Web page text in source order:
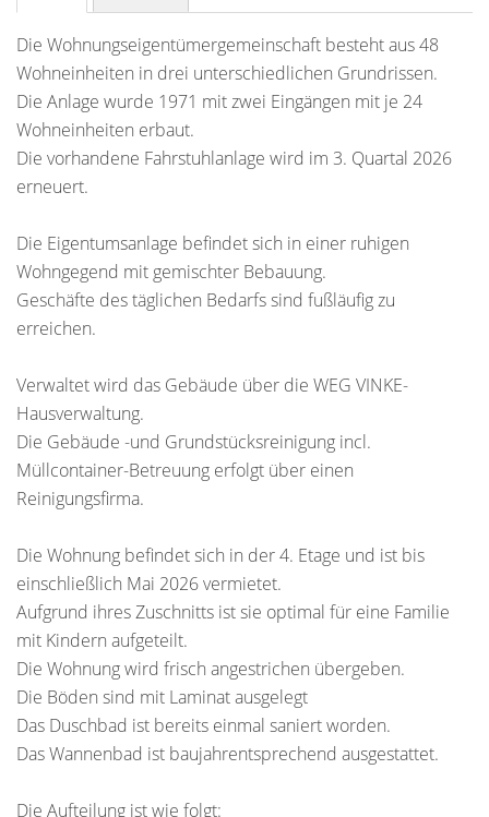
Die Wohnungseigentümergemeinschaft besteht aus 48
Wohneinheiten in drei unterschiedlichen Grundrissen.
Die Anlage wurde 1971 mit zwei Eingängen mit je 24
Wohneinheiten erbaut.
Die vorhandene Fahrstuhlanlage wird im 3. Quartal 2026
erneuert.
Die Eigentumsanlage befindet sich in einer ruhigen
Wohngegend mit gemischter Bebauung.
Geschäfte des täglichen Bedarfs sind fußläufig zu
erreichen.
Verwaltet wird das Gebäude über die WEG VINKE-
Hausverwaltung.
Die Gebäude -und Grundstücksreinigung incl.
Müllcontainer-Betreuung erfolgt über einen
Reinigungsfirma.
Die Wohnung befindet sich in der 4. Etage und ist bis
einschließlich Mai 2026 vermietet.
Aufgrund ihres Zuschnitts ist sie optimal für eine Familie
mit Kindern aufgeteilt.
Die Wohnung wird frisch angestrichen übergeben.
Die Böden sind mit Laminat ausgelegt
Das Duschbad ist bereits einmal saniert worden.
Das Wannenbad ist baujahrentsprechend ausgestattet.
Die Aufteilung ist wie folgt: